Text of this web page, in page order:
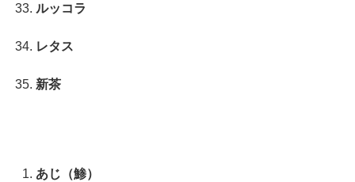
ルッコラ
レタス
新茶
あじ（鯵）